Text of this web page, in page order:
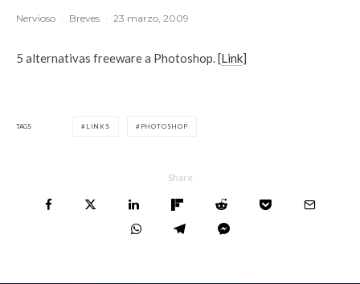
Nervioso · Breves · 23 marzo, 2009
5 alternativas freeware a Photoshop. [Link]
TAGS LINKS PHOTOSHOP
Share